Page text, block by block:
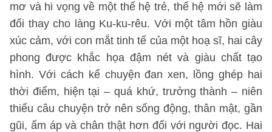
mơ và hi vọng về một thế hệ trẻ, thế hệ mới sẽ làm
đổi thay cho làng Ku-ku-rêu. Với một tâm hồn giàu
xúc cảm, với con mắt tinh tế của một hoạ sĩ, hai cây
phong được khắc họa đậm nét và giàu chất tạo
hình. Với cách kể chuyện đan xen, lồng ghép hai
thời điểm, hiện tại – quá khứ, trưởng thành – niên
thiếu câu chuyện trở nên sống động, thân mật, gần
gũi, ấm áp và chân thật hơn đối với người đọc. Hai